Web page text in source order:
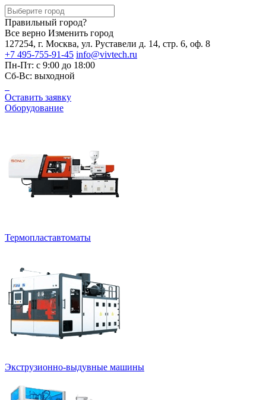
Правильный город?
Все верно Изменить город
127254, г. Москва, ул. Руставели д. 14, стр. 6, оф. 8
+7 495-755-91-45 info@vivtech.ru
Пн-Пт: с 9:00 до 18:00
Сб-Вс: выходной
Оставить заявку
Оборудование
Термопластавтоматы
Экструзионно-выдувные машины